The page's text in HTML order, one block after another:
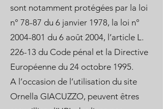
sont notamment protégées par la loi
n° 78-87 du 6 janvier 1978, la loi n°
2004-801 du 6 août 2004, l’article L.
226-13 du Code pénal et la Directive
Européenne du 24 octobre 1995.
A l’occasion de l’utilisation du site
Ornella GIACUZZO, peuvent êtres